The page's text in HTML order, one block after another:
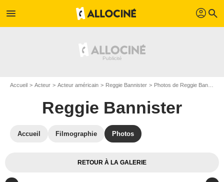
menu profil search
Accueil Acteur Acteur américain Reggie Bannister Photos de Reggie Bannister
Reggie Bannister
Accueil Filmographie Photos
RETOUR À LA GALERIE